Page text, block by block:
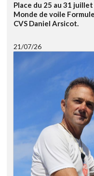
Place du 25 au 31
Monde de voile
CVS Daniel Arsicot.
21/07/26